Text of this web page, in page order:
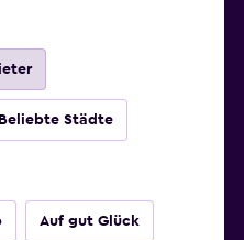
Beliebte Städte
Auf gut Glück